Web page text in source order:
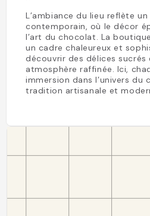
L’ambiance du lieu reflète
contemporain, où le décor
l’art du chocolat. La
un cadre chaleureux et
découvrir des délices sucrés
atmosphère raffinée. Ici,
immersion dans l’univers du
tradition artisanale et